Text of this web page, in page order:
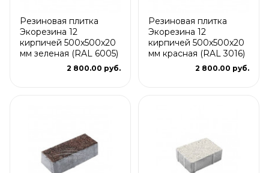
Резиновая плитка
Экорезина 12
кирпичей 500x500x20
мм зеленая (RAL 6005)
2 800.00 руб.
Резиновая плитка
Экорезина 12
кирпичей 500x500x20
мм красная (RAL 3016)
2 800.00 руб.